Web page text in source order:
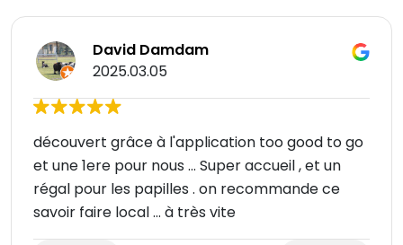
David Damdam
2025.03.05
découvert grâce à l'application too good to go
et une 1ere pour nous ... Super accueil , et un
régal pour les papilles . on recommande ce
savoir faire local ... à très vite